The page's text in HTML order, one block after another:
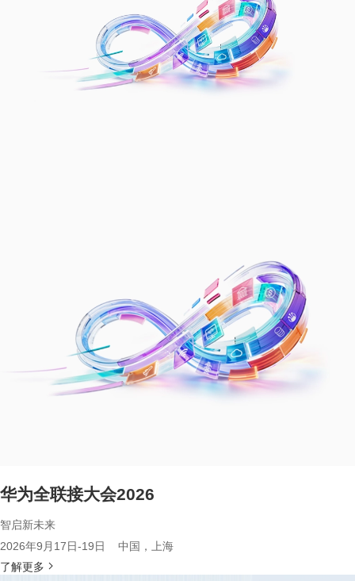
华为全联接大会2026
智启新未来
2026年9月17日-19日 中国，上海
了解更多